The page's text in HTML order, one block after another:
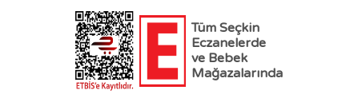
Tüm Seçkin
Eczanelerde
ve Bebek
Mağazalarında